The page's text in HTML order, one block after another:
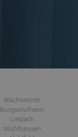
Wachenroth
Burgwindheim
Lindach
Mühlhausen